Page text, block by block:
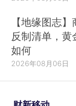
【地缘图志
反制清单，
如何
2026年08月06日